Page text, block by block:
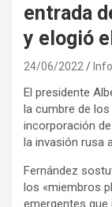
entrada
y elogió
24/06/2022
El presidente
la cumbre de
incorporación
la invasión rusa
Fernández
los «miembros
emergentes que